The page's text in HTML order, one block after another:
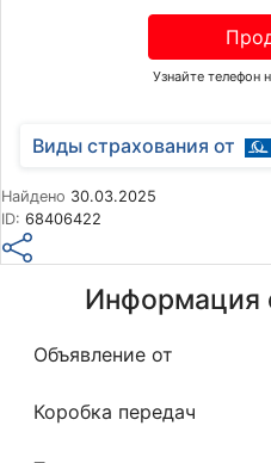
Узнайте телефон
Виды страхования от
Найдено 30.03.2025
ID: 68406422
Информация
Объявление от
Коробка передач